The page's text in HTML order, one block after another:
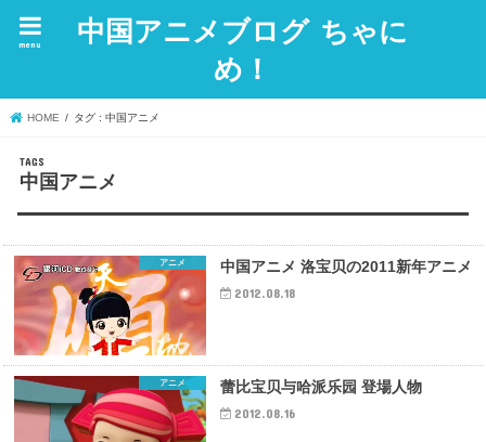
中国アニメブログ ちゃに
め！
menu
HOME タグ : 中国アニメ
中国アニメ
アニメ 中国アニメ 洛宝贝の2011新年アニメ
2012.08.18
アニメ 蕾比宝贝与哈派乐园 登場人物
2012.08.16